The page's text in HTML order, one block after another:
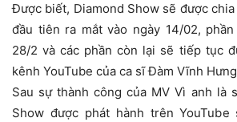
Được biết, Diamond Show sẽ được
đầu tiên ra mắt vào ngày 14/02,
28/2 và các phần còn lại sẽ tiếp tục
kênh YouTube của ca sĩ Đàm Vĩnh
Sau sự thành công của MV Vì anh là
Show được phát hành trên